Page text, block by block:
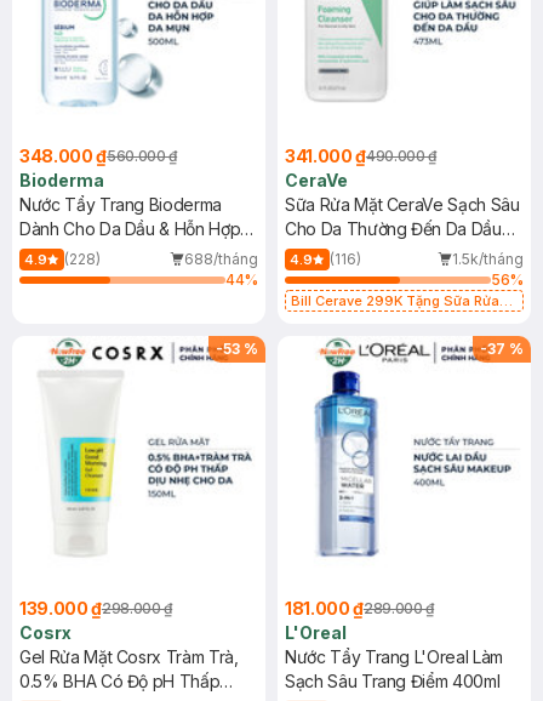
348.000 ₫560.000 ₫
Bioderma
Nước Tẩy Trang Bioderma
Dành Cho Da Dầu & Hỗn Hợp
500ml
4.9 (228)
688/tháng
44%
341.000 ₫490.000 ₫
CeraVe
Sữa Rửa Mặt CeraVe Sạch Sâu
Cho Da Thường Đến Da Dầu
473ml
4.9 (116)
1.5k/tháng
56%
Bill Cerave 299K Tặng Sữa Rửa
-53 %
139.000 ₫298.000 ₫
Cosrx
Gel Rửa Mặt Cosrx Tràm Trà,
0.5% BHA Có Độ pH Thấp
-37 %
181.000 ₫289.000 ₫
L'Oreal
Nước Tẩy Trang L'Oreal Làm
Sạch Sâu Trang Điểm 400ml